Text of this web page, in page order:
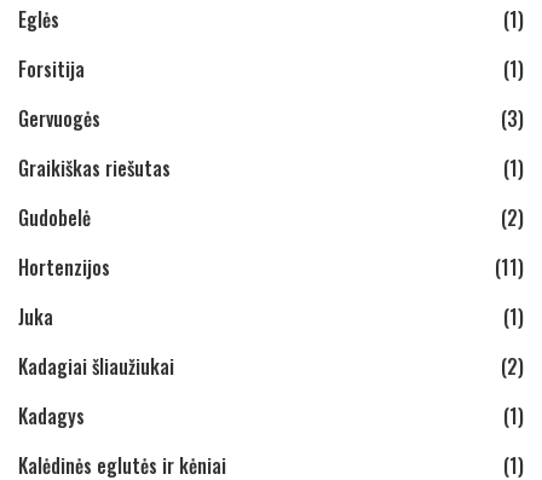
Eglės
(1)
Forsitija
(1)
Gervuogės
(3)
Graikiškas riešutas
(1)
Gudobelė
(2)
Hortenzijos
(11)
Juka
(1)
Kadagiai šliaužiukai
(2)
Kadagys
(1)
Kalėdinės eglutės ir kėniai
(1)